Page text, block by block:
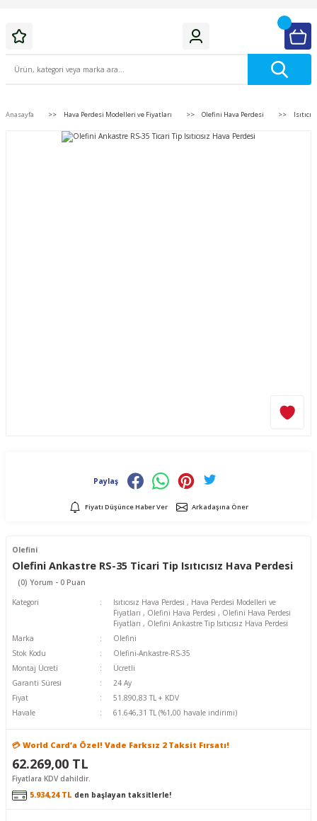
Anasayfa Hava Perdesi Modelleri ve Fiyatları Olefini Hava Perdesi
Paylaş
Fiyatı Düşünce Haber Ver Arkadaşına Öner
Olefini
Olefini Ankastre RS-35 Ticari Tip Isıtıcısız Hava Perdesi
(0) Yorum - 0 Puan
Kategori
Isıtıcısız Hava Perdesi , Hava Perdesi Modelleri ve
Fiyatları , Olefini Hava Perdesi , Olefini Hava Perdesi
Fiyatları , Olefini Ankastre Tip Isıtıcısız Hava Perdesi
Marka
Olefini
Stok Kodu
Olefini-Ankastre-RS-35
Montaj Ücreti
Ücretli
Garanti Süresi
24 Ay
Fiyat
51.890,83 TL + KDV
Havale
61.646,31 TL (%1,00 havale indirimi)
💳 World Card’a Özel! Vade Farksız 2 Taksit Fırsatı!
62.269,00 TL
Fiyatlara KDV dahildir.
5.934,24 TL den başlayan taksitlerle!